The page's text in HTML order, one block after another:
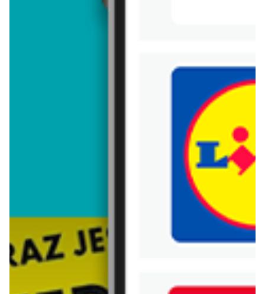
Trafiłeś na nieaktualną gazetkę
Zobacz aktualne gazetki Blix!
Zawartość dla osób